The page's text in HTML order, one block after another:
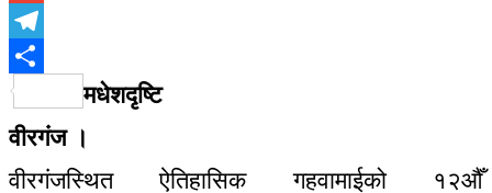
Gmail
Telegram
Share
मधेशदृष्टि
वीरगंज ।
वीरगंजस्थित ऐतिहासिक गहवामाईको १२औँ